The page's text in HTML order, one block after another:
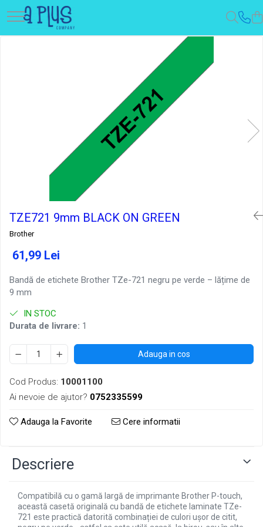
TZE721 9mm BLACK ON GREEN
Brother
61,99 Lei
Bandă de etichete Brother TZe-721 negru pe verde – lățime de
9 mm
IN STOC
Durata de livrare: 1
Adauga in cos
Cod Produs: 10001100
Ai nevoie de ajutor? 0752335599
Adauga la Favorite Cere informatii
Descriere
Compatibilă cu o gamă largă de imprimante Brother P-touch,
această casetă originală cu bandă de etichete laminate TZe-
721 este practică datorită combinației de culori ușor de citit,